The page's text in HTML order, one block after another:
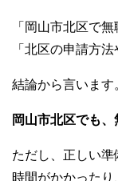
「岡山市北区で
「北区の申請方法
結論から言います
岡山市北区でも、
ただし、正しい準
時間がかかったり